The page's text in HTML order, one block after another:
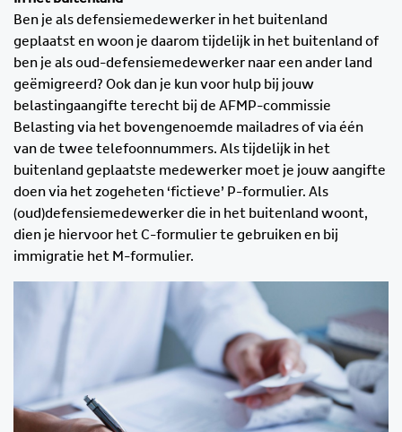
Ben je als defensiemedewerker in het buitenland
geplaatst en woon je daarom tijdelijk in het buitenland of
ben je als oud-defensiemedewerker naar een ander land
geëmigreerd? Ook dan je kun voor hulp bij jouw
belastingaangifte terecht bij de AFMP-commissie
Belasting via het bovengenoemde mailadres of via één
van de twee telefoonnummers. Als tijdelijk in het
buitenland geplaatste medewerker moet je jouw aangifte
doen via het zogeheten ‘fictieve’ P-formulier. Als
(oud)defensiemedewerker die in het buitenland woont,
dien je hiervoor het C-formulier te gebruiken en bij
immigratie het M-formulier.